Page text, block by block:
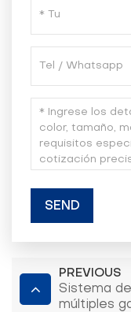
SEND
PREVIOUS
Sistema
múltiples